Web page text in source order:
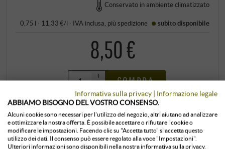
Conservato in ambiente climatizzato
0,75 l · 11,33 €/l · IVA inclusa , piùspedizione subito disponibile
8,50 €
+
COMPRA
Informativa sulla privacy | Informazione legale
ABBIAMO BISOGNO DEL VOSTRO CONSENSO.
Alcuni cookie sono necessari per l'utilizzo del negozio, altri aiutano ad analizzare
e ottimizzare la nostra offerta. È possibile accettare o rifiutare i cookie o
modificare le impostazioni. Facendo clic su "Accetta tutto" si accetta questo
utilizzo dei dati. Il consenso può essere regolato alla voce "Impostazioni".
Ulteriori informazioni sono disponibili nella nostra informativa sulla privacy.